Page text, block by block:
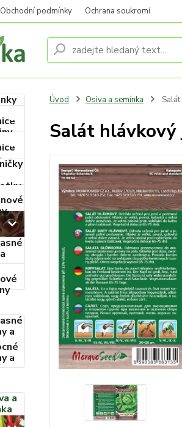
Obchodní podmínky Ochrana soukromí
Úvod Osiva a semínka
Salát